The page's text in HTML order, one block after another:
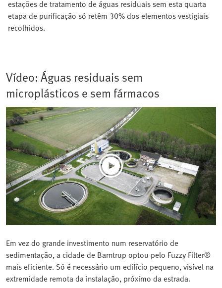
estações de tratamento de águas residuais sem esta quarta
etapa de purificação só retêm 30% dos elementos vestigiais
recolhidos.
Vídeo: Águas residuais sem
microplásticos e sem fármacos
Em vez do grande investimento num reservatório de
sedimentação, a cidade de Barntrup optou pelo Fuzzy Filter®
mais eficiente. Só é necessário um edifício pequeno, visível na
extremidade remota da instalação, próximo da estrada.